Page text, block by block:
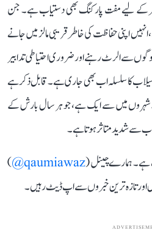
کے لیے مفت پارکنگ بھی دستیاب ہے۔ جن
اپنی حفاظت کی خاطر قریبی مالز میں جانے
لوگوں سے الرٹ رہنے اور ضروری احتیاطی تدابیر
سیلاب کا سلسلہ اب بھی جاری ہے۔ قابل ذکر ہے
شہروں میں سے ایک ہے، جو ہر سال بارش کے
شدید متاثر ہوتا ہے۔
ہے۔ ہمارے چینل (qaumiawaz@
)
تازہ ترین خبروں سے اپ ڈیٹ رہیں۔